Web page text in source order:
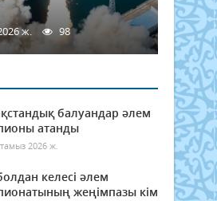
ж. 98
балуандар әлем
атанды
2026 ж.
келесі әлем
жеңімпазы кім